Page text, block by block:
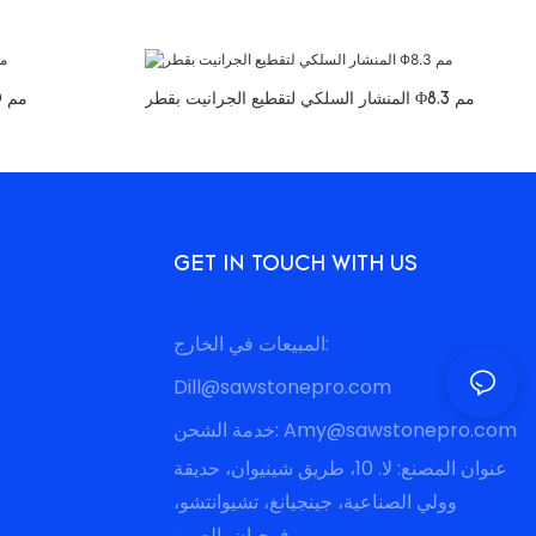
المنشار السلكي لتربيع الجرانيتΦ9.0 مم المنشار السلكي لتقطيع الجرانيت بقطر Φ8.3 مم
GET IN TOUCH WITH US
المبيعات في الخارج:
Dill@sawstonepro.com
خدمة الشحن: Amy@sawstonepro.com
عنوان المصنع: لا. 10، طريق شينيوان، حديقة
وولي الصناعية، جينجيانغ، تشيوانتشو،